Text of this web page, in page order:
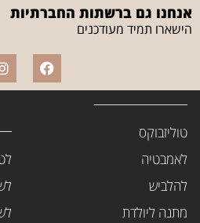
אנחנו גם ברשתות החברתיות
הישארו תמיד מעודכנים
טוליזבוקס
לאמבטיה
להלביש
מתנה ליולדת